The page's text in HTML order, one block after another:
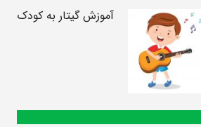
آموزش گیتار به کودک